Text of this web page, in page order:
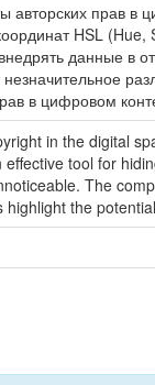
прав в
HSL
данные
в цифровом
in the digital
tool for
The
the